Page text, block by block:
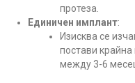
протеза.
Единичен имплант:
Изисква се
постави
между 3-6